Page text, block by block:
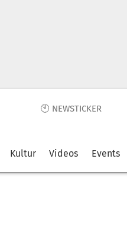
🕙 NEWSTICKER
Kultur Videos Events